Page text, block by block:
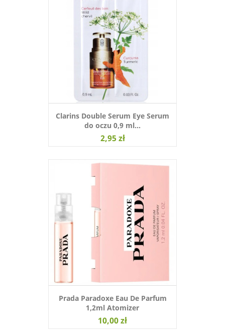
Clarins Double Serum Eye Serum
do oczu 0,9 ml...
2,95 zł
Prada Paradoxe Eau De Parfum
1,2ml Atomizer
10,00 zł